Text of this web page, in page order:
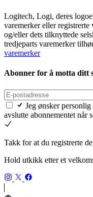
Logitech, Logi, deres
varemerker eller
og/eller dets tilknyttede
tredjeparts varemerker
varemerker
Abonner for å motta ditt
Jeg ønsker
avslutte abonnementet når
Takk for at du registrerte
Hold utkikk etter et